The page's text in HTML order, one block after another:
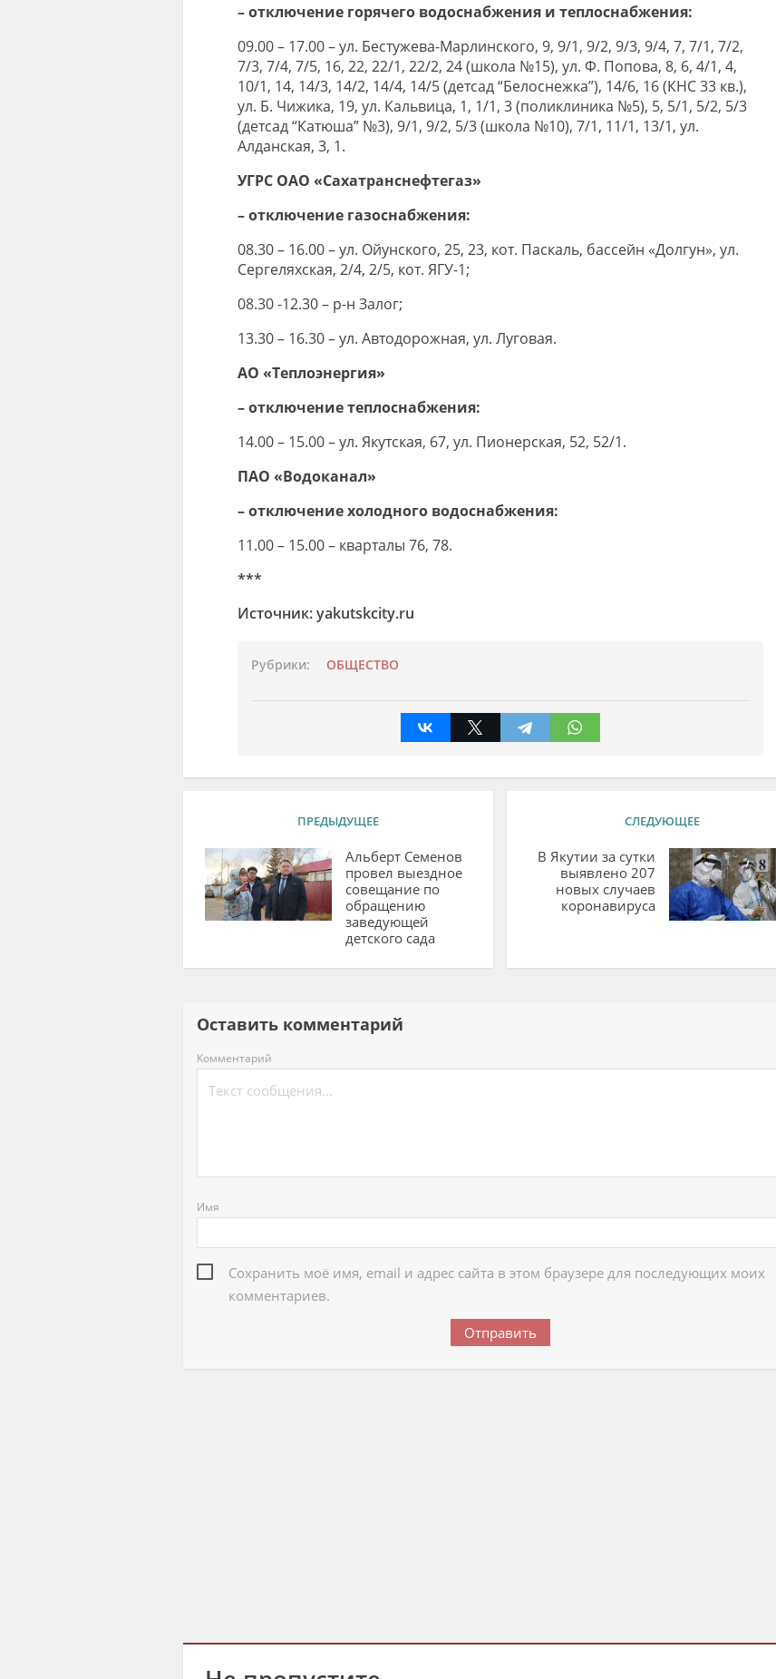
– отключение горячего водоснабжения и теплоснабжения:
09.00 – 17.00 – ул. Бестужева-Марлинского, 9, 9/1, 9/2, 9/3, 9/4, 7, 7/1, 7/2,
7/3, 7/4, 7/5, 16, 22, 22/1, 22/2, 24 (школа №15), ул. Ф. Попова, 8, 6, 4/1, 4,
10/1, 14, 14/3, 14/2, 14/4, 14/5 (детсад “Белоснежка”), 14/6, 16 (КНС 33 кв.),
ул. Б. Чижика, 19, ул. Кальвица, 1, 1/1, 3 (поликлиника №5), 5, 5/1, 5/2, 5/3
(детсад “Катюша” №3), 9/1, 9/2, 5/3 (школа №10), 7/1, 11/1, 13/1, ул.
Алданская, 3, 1.
УГРС ОАО «Сахатранснефтегаз»
– отключение газоснабжения:
08.30 – 16.00 – ул. Ойунского, 25, 23, кот. Паскаль, бассейн «Долгун», ул.
Сергеляхская, 2/4, 2/5, кот. ЯГУ-1;
08.30 -12.30 – р-н Залог;
13.30 – 16.30 – ул. Автодорожная, ул. Луговая.
АО «Теплоэнергия»
– отключение теплоснабжения:
14.00 – 15.00 – ул. Якутская, 67, ул. Пионерская, 52, 52/1.
ПАО «Водоканал»
– отключение холодного водоснабжения:
11.00 – 15.00 – кварталы 76, 78.
***
Источник: yakutskcity.ru
Рубрики: ОБЩЕСТВО
ПРЕДЫДУЩЕЕ
Альберт Семенов
провел выездное
совещание по
обращению
заведующей
детского сада
СЛЕДУЮЩЕЕ
В Якутии за сутки
выявлено 207
новых случаев
коронавируса
Оставить комментарий
Комментарий
Имя
Сохранить моё имя, email и адрес сайта в этом браузере для последующих моих
комментариев.